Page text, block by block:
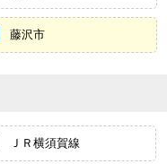
藤沢市
ＪＲ横須賀線